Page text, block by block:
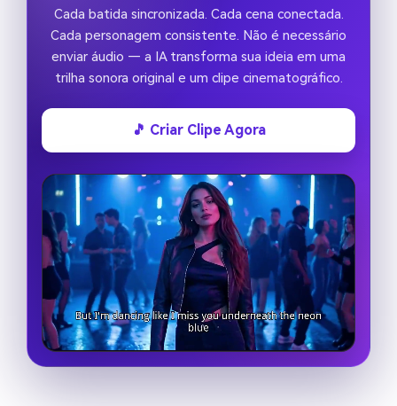
Cada batida sincronizada. Cada cena conectada.
Cada personagem consistente. Não é necessário
enviar áudio — a IA transforma sua ideia em uma
trilha sonora original e um clipe cinematográfico.
🎵 Criar Clipe Agora